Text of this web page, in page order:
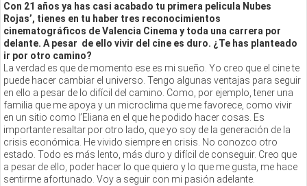
Con 21 años ya has casi acabado tu primera pelicula Nubes
Rojas’, tienes en tu haber tres reconocimientos
cinematográficos de Valencia Cinema y toda una carrera por
delante. A pesar de ello vivir del cine es duro. ¿Te has planteado
ir por otro camino?
La verdad es que de momento ese es mi sueño. Yo creo que el cine te
puede hacer cambiar el universo. Tengo algunas ventajas para seguir
en ello a pesar de lo difícil del camino. Como, por ejemplo, tener una
familia que me apoya y un microclima que me favorece, como vivir
en un sitio como l’Eliana en el que he podido hacer cosas. Es
importante resaltar por otro lado, que yo soy de la generación de la
crisis económica. He vivido siempre en crisis. No conozco otro
estado. Todo es más lento, más duro y difícil de conseguir. Creo que
a pesar de ello, poder hacer lo que quiero y lo que me gusta, me hace
sentirme afortunado. Voy a seguir con mi pasión adelante.